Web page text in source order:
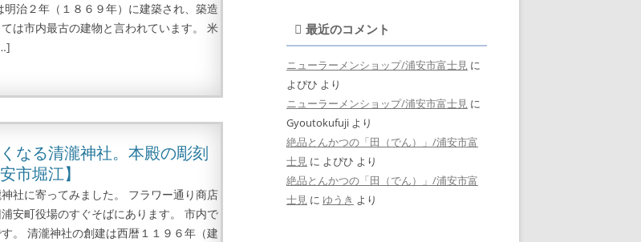
治２年（１８６９年）に建築され、築造
は市内最古の建物と言われています。 米
なる清瀧神社。本殿の彫刻
市堀江】
社に寄ってみました。 フラワー通り商店
安町役場のすぐそばにあります。 市内で
。 清瀧神社の創建は西暦１１９６年（建
最近のコメント
ニューラーメンショップ/浦安市富士見 に
よぴひ より
ニューラーメンショップ/浦安市富士見 に
Gyoutokufuji より
絶品とんかつの「田（でん）」/浦安市富
士見 に よぴひ より
絶品とんかつの「田（でん）」/浦安市富
士見 に ゆうき より